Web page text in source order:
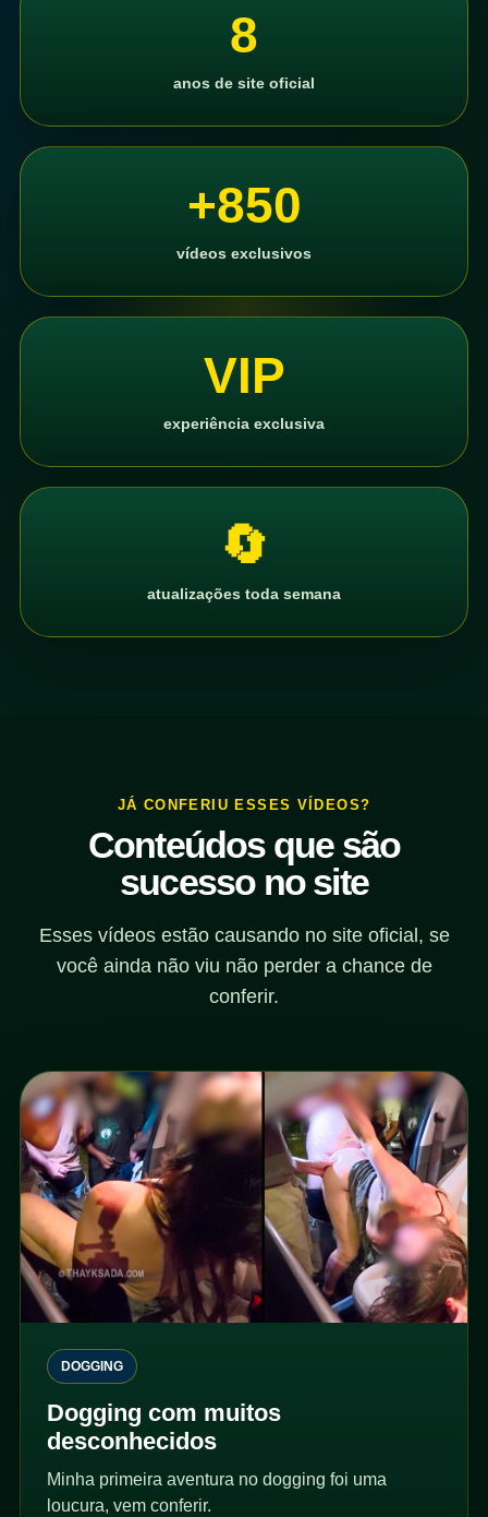
8
anos de site oficial
+850
vídeos exclusivos
VIP
experiência exclusiva
🔄
atualizações toda semana
JÁ CONFERIU ESSES VÍDEOS?
Conteúdos que são
sucesso no site
Esses vídeos estão causando no site oficial, se
você ainda não viu não perder a chance de
conferir.
DOGGING
Dogging com muitos
desconhecidos
Minha primeira aventura no dogging foi uma
loucura, vem conferir.